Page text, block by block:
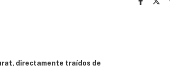
directamente traídos de